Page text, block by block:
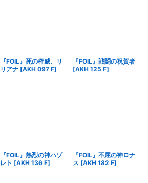
『FOIL』死の権威、リ
リアナ [AKH 097 F]
『FOIL』戦闘の祝賀者
[AKH 125 F]
『FOIL』熱烈の神ハゾ
レト [AKH 136 F]
『FOIL』不屈の神ロナ
ス [AKH 182 F]